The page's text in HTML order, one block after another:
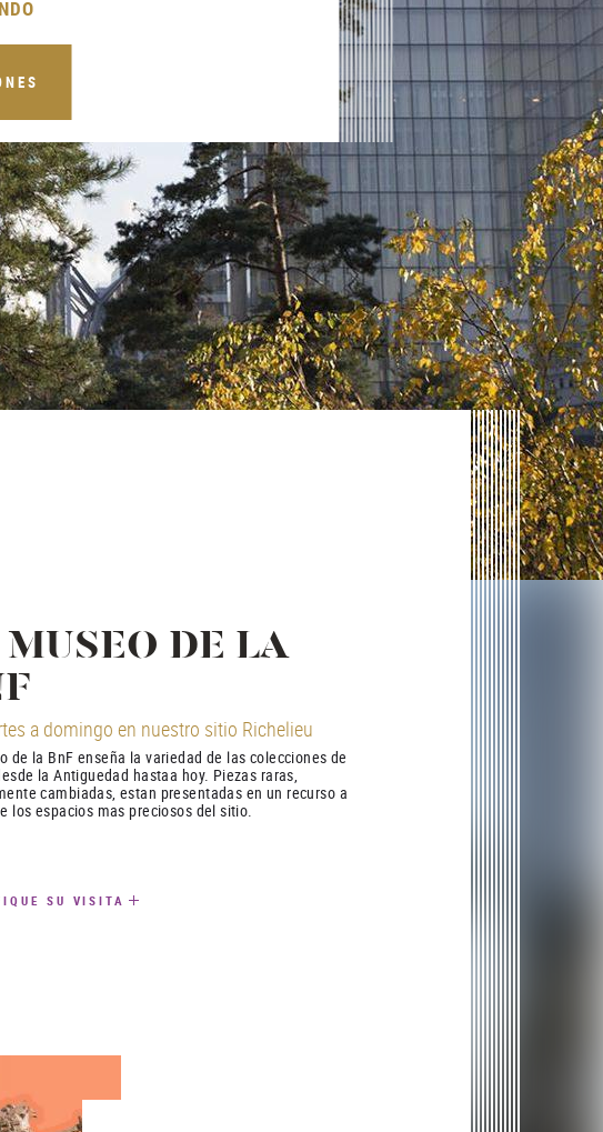
MUSEO DE LA
a domingo en nuestro sitio Richelieu
de la BnF enseña la variedad de las colecciones de
la Antiguedad hastaa hoy. Piezas raras,
cambiadas, estan presentadas en un recurso a
los espacios mas preciosos del sitio.
SU VISITA